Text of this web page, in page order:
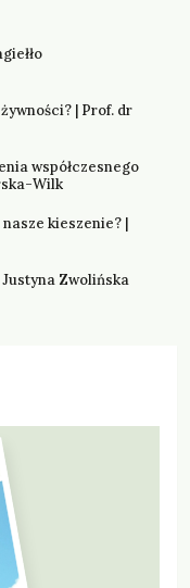
| Prof. dr
współczesnego
Wilk
kieszenie? |
Zwolińska